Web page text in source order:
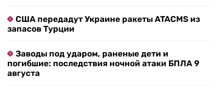
США передадут Украине ракеты ATACMS из
запасов Турции
Заводы под ударом, раненые дети и
погибшие: последствия ночной атаки БПЛА 9
августа